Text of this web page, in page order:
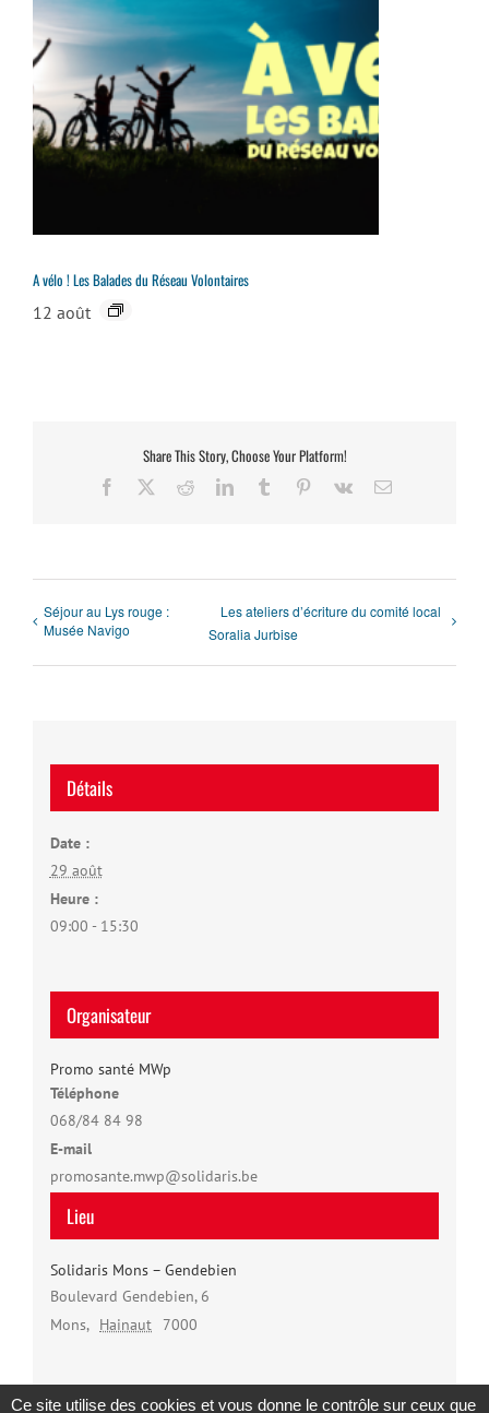
A vélo ! Les Balades du Réseau Volontaires
12 août
Share This Story, Choose Your Platform!
Facebook RedditLinkedInTumblr Pinterest
Vk Email
Séjour au Lys rouge :
Musée Navigo
Les ateliers d’écriture du comité local
Soralia Jurbise
Détails
Date :
29 août
Heure :
09:00 - 15:30
Lieu
Solidaris Mons – Gendebien
Boulevard Gendebien, 6
Mons, Hainaut 7000
Organisateur
Promo santé MWp
Téléphone
068/84 84 98
E-mail
promosante.mwp@solidaris.be
Ce site utilise des cookies et vous donne le contrôle sur ceux que